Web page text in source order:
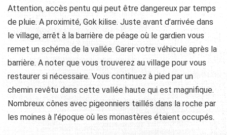
Attention, accès pentu qui peut être dangereux par temps
de pluie. A proximité, Gok kilise. Juste avant d’arrivée dans
le village, arrêt à la barrière de péage où le gardien vous
remet un schéma de la vallée. Garer votre véhicule après la
barrière. A noter que vous trouverez au village pour vous
restaurer si nécessaire. Vous continuez à pied par un
chemin revêtu dans cette vallée haute qui est magnifique.
Nombreux cônes avec pigeonniers taillés dans la roche par
les moines à l’époque où les monastères étaient occupés.